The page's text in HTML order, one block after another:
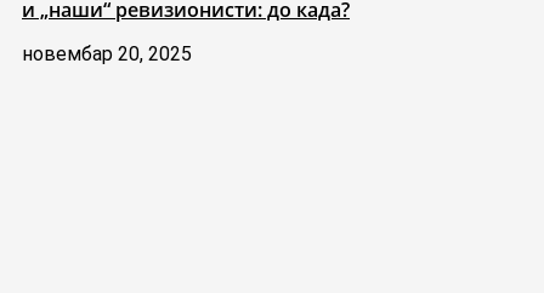
и „наши“ ревизионисти: до када?
новембар 20, 2025